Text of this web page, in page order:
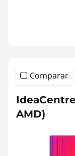
Comparar
AMD)